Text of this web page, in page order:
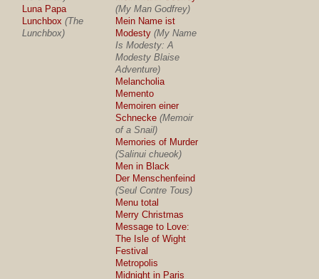
Luna Papa
Lunchbox (The
Lunchbox)
(My Man Godfrey)
Mein Name ist
Modesty (My Name
Is Modesty: A
Modesty Blaise
Adventure)
Melancholia
Memento
Memoiren einer
Schnecke (Memoir
of a Snail)
Memories of Murder
(Salinui chueok)
Men in Black
Der Menschenfeind
(Seul Contre Tous)
Menu total
Merry Christmas
Message to Love:
The Isle of Wight
Festival
Metropolis
Midnight in Paris